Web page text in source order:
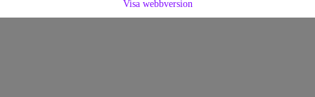
Visa webbversion